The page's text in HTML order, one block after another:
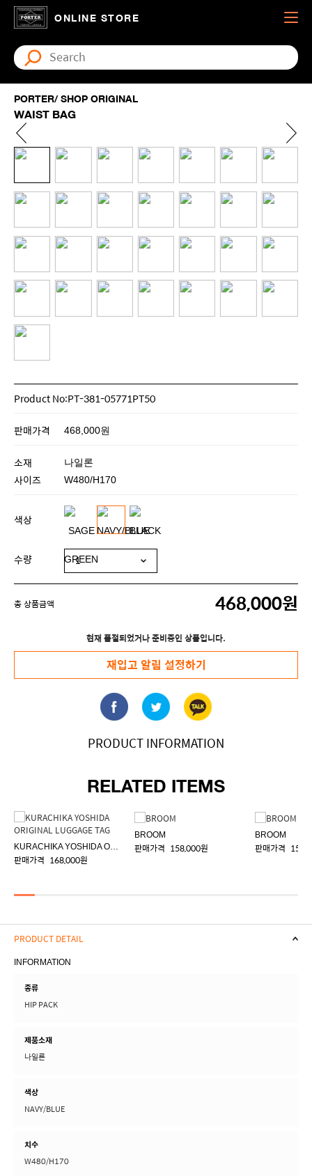
ONLINE STORE
PORTER/ SHOP ORIGINAL
WAIST BAG
Product No:PT-381-05771PT50
판매가격 468,000원
소재 나일론
사이즈 W480/H170
색상
수량
총 상품금액 468,000원
현재 품절되었거나 준비중인 상품입니다.
재입고 알림 설정하기
PRODUCT INFORMATION
RELATED ITEMS
판매가격 168,000원
BROOM
판매가격 158,000원
BROOM
판매가격
PRODUCT DETAIL
INFORMATION
종류
HIP PACK
제품소재
나일론
색상
NAVY/BLUE
치수
W480/H170